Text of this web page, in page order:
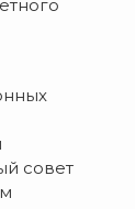
совет